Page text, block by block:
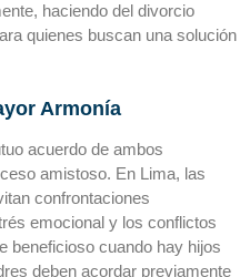
haciendo del divorcio
quienes buscan una solución
Armonía
acuerdo de ambos
amistoso. En Lima, las
confrontaciones
emocional y los conflictos
beneficioso cuando hay hijos
deben acordar previamente